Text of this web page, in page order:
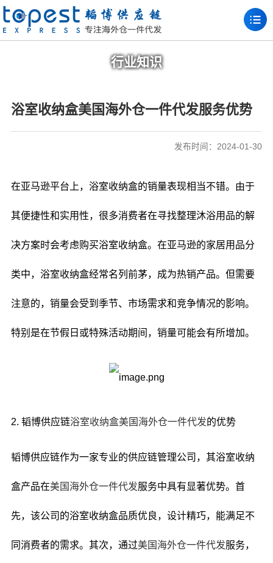
行业知识
浴室收纳盒美国海外仓一件代发服务优势
发布时间：2024-01-30
在亚马逊平台上，浴室收纳盒的销量表现相当不错。由于
其便捷性和实用性，很多消费者在寻找整理沐浴用品的解
决方案时会考虑购买浴室收纳盒。在亚马逊的家居用品分
类中，浴室收纳盒经常名列前茅，成为热销产品。但需要
注意的，销量会受到季节、市场需求和竞争情况的影响。
特别是在节假日或特殊活动期间，销量可能会有所增加。
2. 韬博供应链浴室收纳盒美国海外仓一件代发的优势
韬博供应链作为一家专业的供应链管理公司，其浴室收纳
盒产品在美国海外仓一件代发服务中具有显著优势。首
先，该公司的浴室收纳盒品质优良，设计精巧，能满足不
同消费者的需求。其次，通过美国海外仓一件代发服务，